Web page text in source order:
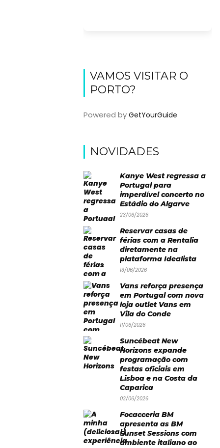
VAMOS VISITAR O
PORTO?
Powered by GetYourGuide
NOVIDADES
Kanye West regressa a
Portugal para
imperdível concerto no
Estádio do Algarve
23/06/2026
Reservar casas de
férias com a Rentalia
diretamente na
plataforma Idealista
13/06/2026
Vans reforça presença
em Portugal com nova
loja outlet Vans em
Vila do Conde
11/06/2026
Suncébeat New
Horizons expande
programação com
festas oficiais em
Lisboa e na Costa da
Caparica
03/06/2026
Focacceria BM
apresenta as BM
Sunset Sessions com
ambiente italiano ao